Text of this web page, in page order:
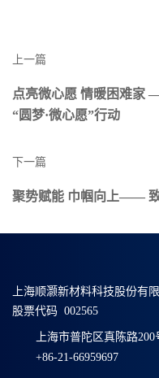
上一篇
点亮微心愿 情暖困难家
“圆梦·微心愿”行动
下一篇
聚势赋能 巾帼向上—— 致
上海顺灏新材料科技股份有
股票代码 002565
上海市普陀区真陈路200
+86-21-66959697